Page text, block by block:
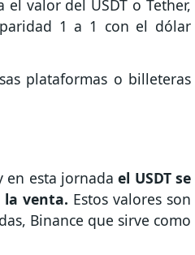
valor del USDT o Tether,
1 a 1 con el dólar
plataformas o billeteras
en esta jornada el USDT se
la venta. Estos valores son
Binance que sirve como